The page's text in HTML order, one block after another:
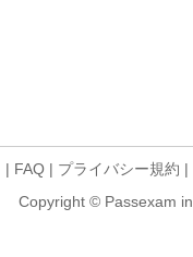
| FAQ | プライバシー規約 |
Copyright © Passexam